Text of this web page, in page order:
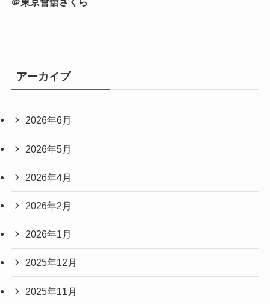
アーカイブ
2026年6月
2026年5月
2026年4月
2026年2月
2026年1月
2025年12月
2025年11月